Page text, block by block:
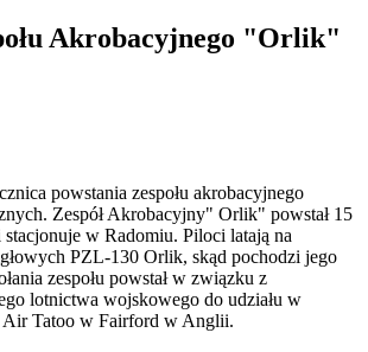
Akrobacyjnego "Orlik"
powstania zespołu akrobacyjnego
Zespół Akrobacyjny" Orlik" powstał 15
w Radomiu. Piloci latają na
PZL-130 Orlik, skąd pochodzi jego
zespołu powstał w związku z
lotnictwa wojskowego do udziału w
Air Tatoo w Fairford w Anglii.